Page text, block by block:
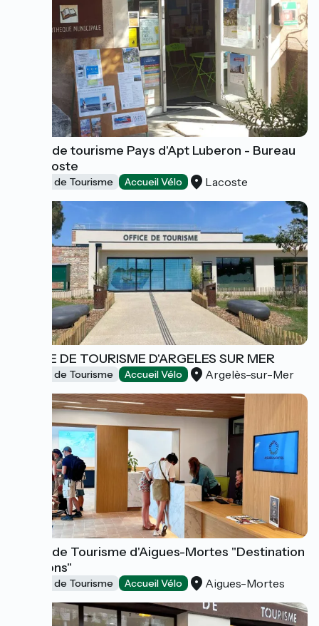
Office de tourisme Pays d'Apt Luberon - Bureau
de Lacoste
Offices de Tourisme Accueil Vélo Lacoste
OFFICE DE TOURISME D'ARGELES SUR MER
Offices de Tourisme Accueil Vélo Argelès-sur-Mer
Office de Tourisme d'Aigues-Mortes "Destination
Émotions"
Offices de Tourisme Accueil Vélo Aigues-Mortes